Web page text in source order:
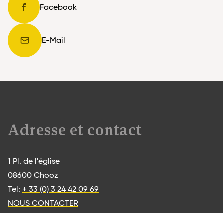
Facebook
E-Mail
Adresse et contact
1 Pl. de l'église
08600 Chooz
Tel: + 33 (0) 3 24 42 09 69
NOUS CONTACTER